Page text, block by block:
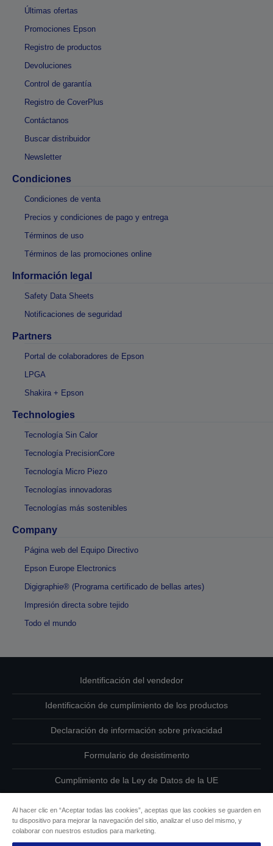
Últimas ofertas
Promociones Epson
Registro de productos
Devoluciones
Control de garantía
Registro de CoverPlus
Contáctanos
Buscar distribuidor
Newsletter
Condiciones
Condiciones de venta
Precios y condiciones de pago y entrega
Términos de uso
Términos de las promociones online
Información legal
Safety Data Sheets
Notificaciones de seguridad
Partners
Portal de colaboradores de Epson
LPGA
Shakira + Epson
Technologies
Tecnología Sin Calor
Tecnología PrecisionCore
Tecnología Micro Piezo
Tecnologías innovadoras
Tecnologías más sostenibles
Company
Página web del Equipo Directivo
Epson Europe Electronics
Digigraphie® (Programa certificado de bellas artes)
Impresión directa sobre tejido
Todo el mundo
Identificación del vendedor
Identificación de cumplimiento de los productos
Declaración de información sobre privacidad
Formulario de desistimento
Cumplimiento de la Ley de Datos de la UE
Información sobre cookies
Al hacer clic en “Aceptar todas las cookies”, aceptas que las cookies se guarden en
tu dispositivo para mejorar la navegación del sitio, analizar el uso del mismo, y
colaborar con nuestros estudios para marketing.